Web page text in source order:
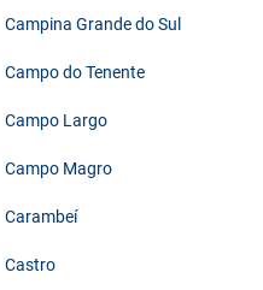
Campina Grande do Sul
Campo do Tenente
Campo Largo
Campo Magro
Carambeí
Castro